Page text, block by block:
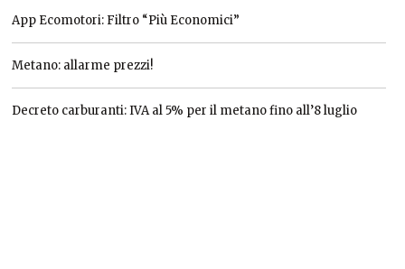
App Ecomotori: Filtro “Più Economici”
Metano: allarme prezzi!
Decreto carburanti: IVA al 5% per il metano fino all’8 luglio